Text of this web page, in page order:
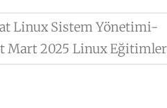
Linux Sistem Yönetimi-
Mart 2025 Linux